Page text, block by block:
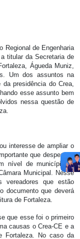
Regional de Engenharia
titular da Secretaria de
Águeda Muniz,
Um dos assuntos na
presidência do Crea,
esse assunto bem
nessa questão de
interesse de ampliar o
que desperta o
nível de município: o
Municipal. Nesse
vereadores que estão
documento que deverá
de Fortaleza.
que esse foi o primeiro
causas o Crea-CE e a
Fortaleza. No caso da